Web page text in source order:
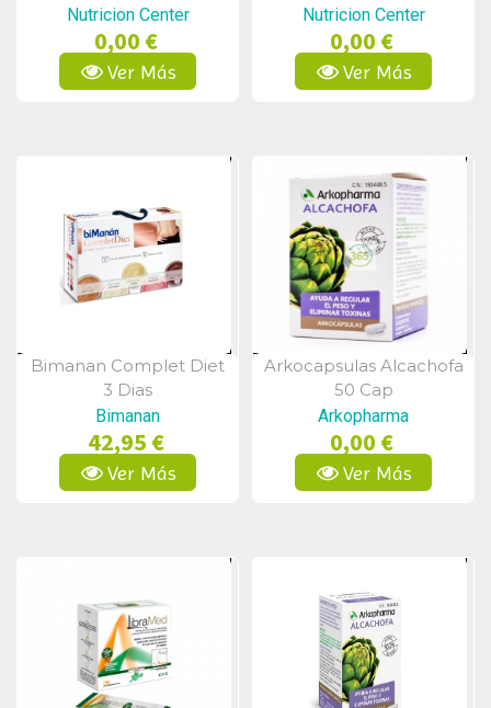
Nutricion Center
0,00 €
Ver Más
Nutricion Center
0,00 €
Ver Más
Vista Rápida
Bimanan Complet Diet
3 Dias
Bimanan
42,95 €
Ver Más
Vista Rápida
Arkocapsulas Alcachofa
50 Cap
Arkopharma
0,00 €
Ver Más